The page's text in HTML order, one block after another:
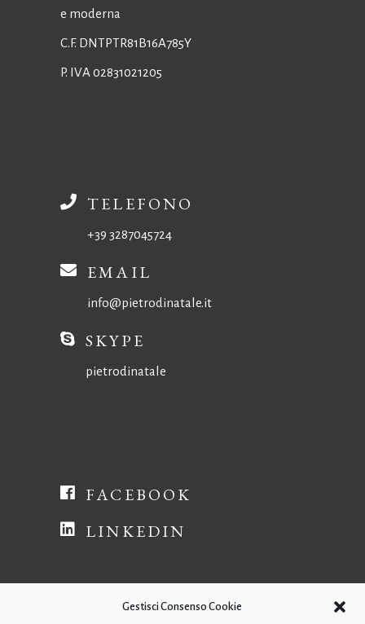
Gestisci Consenso Cookie
e moderna
C.F. DNTPTR81B16A785Y
P. IVA 02831021205
TELEFONO
+39 3287045724
EMAIL
info@pietrodinatale.it
SKYPE
pietrodinatale
FACEBOOK
LINKEDIN